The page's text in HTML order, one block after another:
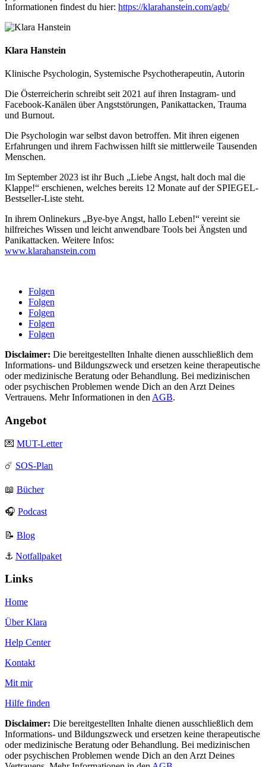
Informationen findest du hier: https://klarahanstein.com/agb/
Klara Hanstein
Klinische Psychologin, Systemische Psychotherapeutin, Autorin
Die Österreicherin schreibt seit 2021 auf ihren Instagram- und
Facebook-Kanälen über Angststörungen, Panikattacken, Trauma
und Burnout.
Die Psychologin war selbst davon betroffen. Mit ihren eigenen
Erfahrungen und ihrem Fachwissen hilft sie mittlerweile Tausenden
Menschen.
Im September 2023 ist ihr Buch „Liebe Angst, halt doch mal die
Klappe!“ erschienen, welches bereits 12 Monate auf der SPIEGEL-
Bestseller-Liste steht.
In ihrem Onlinekurs „Bye-bye Angst, hallo Leben!“ vereint sie
hilfreiches Wissen und leicht anwendbare Tools bei Ängsten und
Panikattacken. Weitere Infos:
www.klarahanstein.com
Folgen
Folgen
Folgen
Folgen
Folgen
Disclaimer: Die bereitgestellten Inhalte dienen ausschließlich dem
Informations- und Bildungszweck und ersetzen keine therapeutische
oder medizinische Beratung oder Behandlung. Bei medizinischen
oder psychischen Problemen wende Dich an den Arzt Deines
Vertrauens. Mehr Informationen in den AGB.
Angebot
💌 MUT-Letter
☄️ SOS-Plan
📖 Bücher
🎧 Podcast
📝 Blog
⚓️ Notfallpaket
Links
Home
Über Klara
Help Center
Kontakt
Mit mir
Hilfe finden
Disclaimer: Die bereitgestellten Inhalte dienen ausschließlich dem
Informations- und Bildungszweck und ersetzen keine therapeutische
oder medizinische Beratung oder Behandlung. Bei medizinischen
oder psychischen Problemen wende Dich an den Arzt Deines